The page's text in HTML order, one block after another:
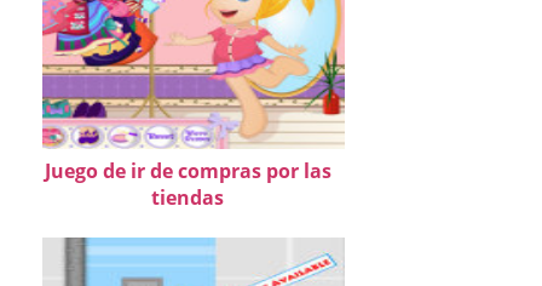
Juego de ir de compras por las
tiendas